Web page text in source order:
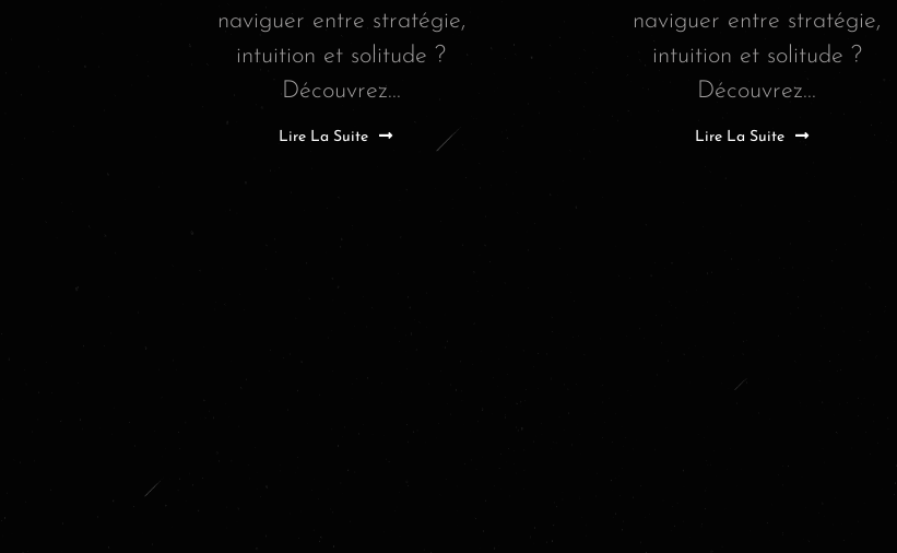
naviguer entre stratégie,
intuition et solitude ?
Découvrez...
Lire La Suite
naviguer entre stratégie,
intuition et solitude ?
Découvrez...
Lire La Suite